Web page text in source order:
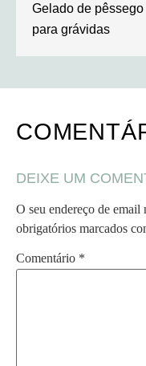
Gelado de
para grávidas
DEIXE UM
O seu endereço de email
obrigatórios marcados
Comentário *